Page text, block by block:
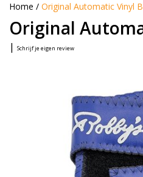
Home / Original Automatic Vinyl
Original
| Schrijf je eigen review